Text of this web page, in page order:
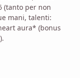
(tanto per non
mani, talenti:
aura* (bonus